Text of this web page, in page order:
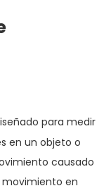
para medir
en un objeto o
causado
movimiento en